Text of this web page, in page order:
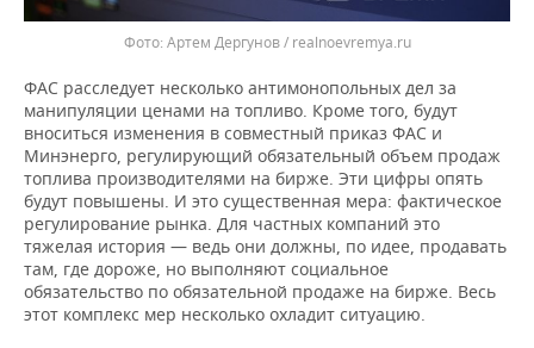
Артем Дергунов / realnoevremya.ru
ФАС расследует несколько антимонопольных дел за
манипуляции ценами на топливо. Кроме того, будут
вноситься изменения в совместный приказ ФАС и
Минэнерго, регулирующий обязательный объем продаж
топлива производителями на бирже. Эти цифры опять
будут повышены. И это существенная мера: фактическое
регулирование рынка. Для частных компаний это
тяжелая история — ведь они должны, по идее, продавать
там, где дороже, но выполняют социальное
обязательство по обязательной продаже на бирже. Весь
этот комплекс мер несколько охладит ситуацию.